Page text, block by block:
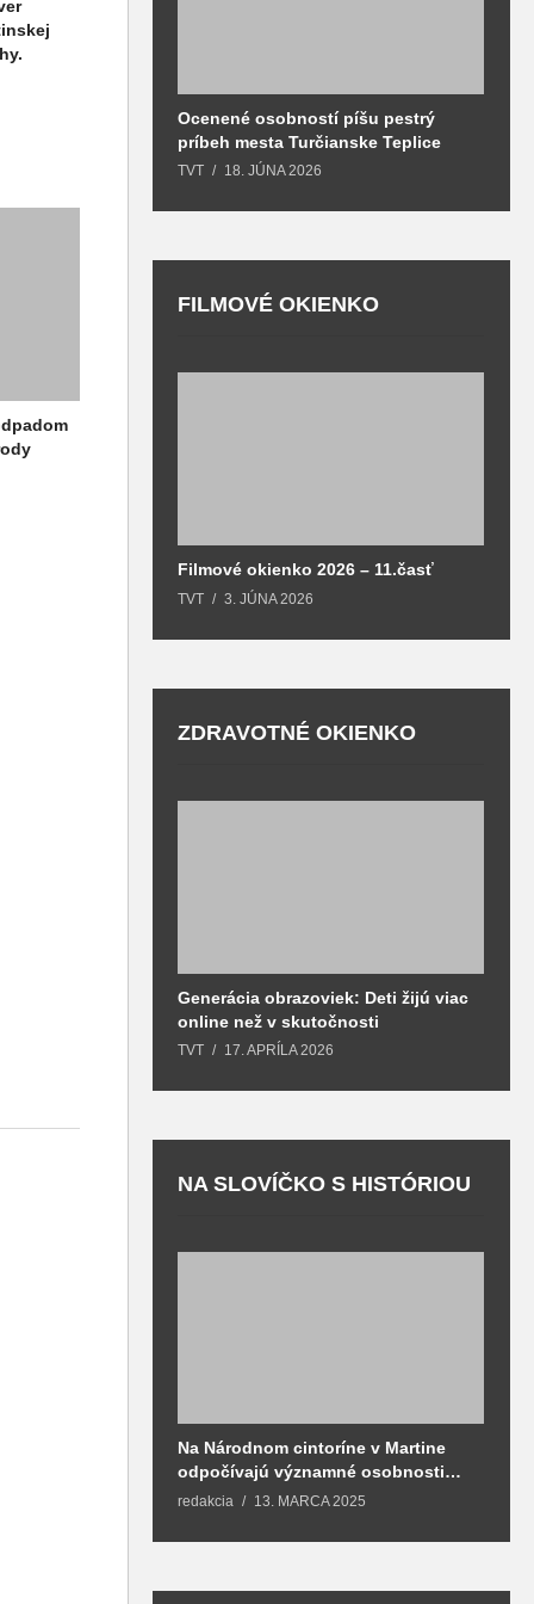
Ocenené osobností píšu pestrý
príbeh mesta Turčianske Teplice
TVT 18. JÚNA 2026
FILMOVÉ OKIENKO
Filmové okienko 2026 – 11.časť
TVT 3. JÚNA 2026
ZDRAVOTNÉ OKIENKO
Generácia obrazoviek: Deti žijú viac
online než v skutočnosti
TVT 17. APRÍLA 2026
NA SLOVÍČKO S HISTÓRIOU
Na Národnom cintoríne v Martine
odpočívajú významné osobnosti
spojené aj s mestom Martin
redakcia 13. MARCA 2025